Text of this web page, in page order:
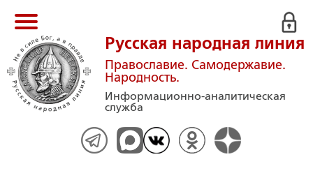
Русская народная линия
Православие. Самодержавие.
Народность.
Информационно-аналитическая
служба